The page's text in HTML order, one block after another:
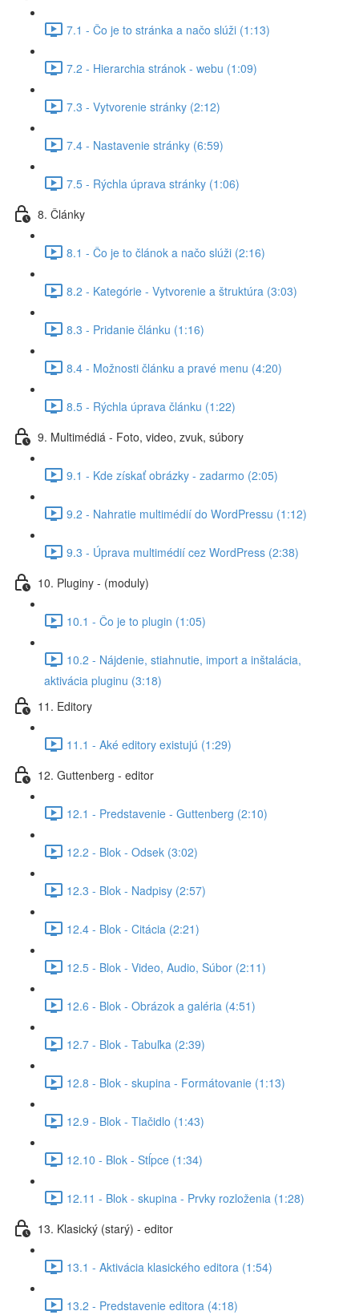
7.1 - Čo je to stránka a načo slúži (1:13)
7.2 - Hierarchia stránok - webu (1:09)
7.3 - Vytvorenie stránky (2:12)
7.4 - Nastavenie stránky (6:59)
7.5 - Rýchla úprava stránky (1:06)
8. Články
8.1 - Čo je to článok a načo slúži (2:16)
8.2 - Kategórie - Vytvorenie a štruktúra (3:03)
8.3 - Pridanie článku (1:16)
8.4 - Možnosti článku a pravé menu (4:20)
8.5 - Rýchla úprava článku (1:22)
9. Multimédiá - Foto, video, zvuk, súbory
9.1 - Kde získať obrázky - zadarmo (2:05)
9.2 - Nahratie multimédií do WordPressu (1:12)
9.3 - Úprava multimédií cez WordPress (2:38)
10. Pluginy - (moduly)
10.1 - Čo je to plugin (1:05)
10.2 - Nájdenie, stiahnutie, import a inštalácia,
aktivácia pluginu (3:18)
11. Editory
11.1 - Aké editory existujú (1:29)
12. Guttenberg - editor
12.1 - Predstavenie - Guttenberg (2:10)
12.2 - Blok - Odsek (3:02)
12.3 - Blok - Nadpisy (2:57)
12.4 - Blok - Citácia (2:21)
12.5 - Blok - Video, Audio, Súbor (2:11)
12.6 - Blok - Obrázok a galéria (4:51)
12.7 - Blok - Tabuľka (2:39)
12.8 - Blok - skupina - Formátovanie (1:13)
12.9 - Blok - Tlačidlo (1:43)
12.10 - Blok - Stĺpce (1:34)
12.11 - Blok - skupina - Prvky rozloženia (1:28)
13. Klasický (starý) - editor
13.1 - Aktivácia klasického editora (1:54)
13.2 - Predstavenie editora (4:18)